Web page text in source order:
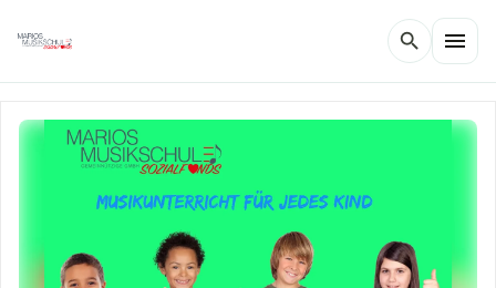
search menu